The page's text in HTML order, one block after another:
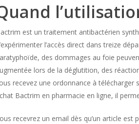
est un traitement antibactérien
l’accès direct dans treize
des dommages au foie
lors de la déglutition, des
recevez une ordonnance à
Bactrim en pharmacie en ligne, il
recevrez un email dès qu’un article